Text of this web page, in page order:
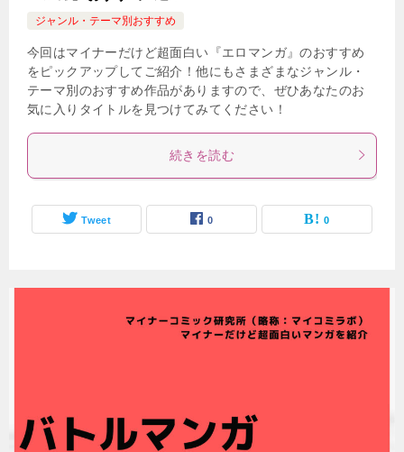
ジャンル・テーマ別おすすめ
今回はマイナーだけど超面白い『エロマンガ』のおすすめ
をピックアップしてご紹介！他にもさまざまなジャンル・
テーマ別のおすすめ作品がありますので、ぜひあなたのお
気に入りタイトルを見つけてみてください！
続きを読む
Tweet 0 0